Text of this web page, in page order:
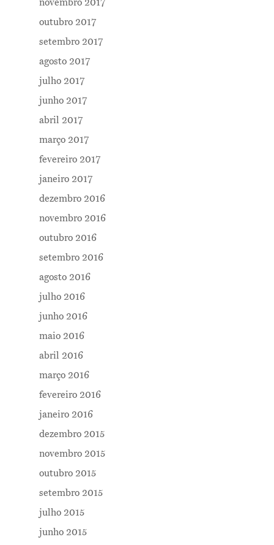
novembro 2017
outubro 2017
setembro 2017
agosto 2017
julho 2017
junho 2017
abril 2017
março 2017
fevereiro 2017
janeiro 2017
dezembro 2016
novembro 2016
outubro 2016
setembro 2016
agosto 2016
julho 2016
junho 2016
maio 2016
abril 2016
março 2016
fevereiro 2016
janeiro 2016
dezembro 2015
novembro 2015
outubro 2015
setembro 2015
julho 2015
junho 2015